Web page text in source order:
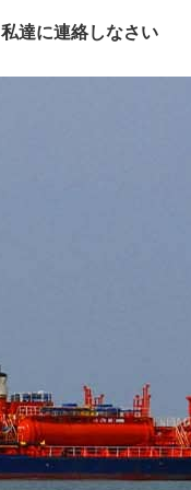
私達に連絡しなさい